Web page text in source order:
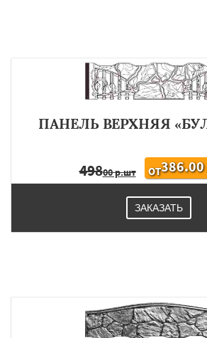
ПАНЕЛЬ ВЕРХНЯЯ
49800 р.шт ОТ386.00
ЗАКАЗАТЬ